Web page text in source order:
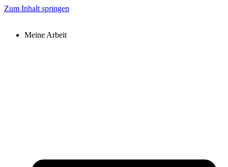
Zum Inhalt springen
Meine Arbeit